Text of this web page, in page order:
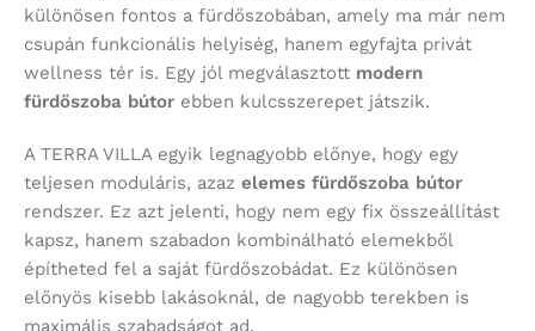
különösen fontos a fürdőszobában, amely ma már nem
csupán funkcionális helyiség, hanem egyfajta privát
wellness tér is. Egy jól megválasztott modern
fürdőszoba bútor ebben kulcsszerepet játszik.
A TERRA VILLA egyik legnagyobb előnye, hogy egy
teljesen moduláris, azaz elemes fürdőszoba bútor
rendszer. Ez azt jelenti, hogy nem egy fix összeállítást
kapsz, hanem szabadon kombinálható elemekből
építheted fel a saját fürdőszobádat. Ez különösen
előnyös kisebb lakásoknál, de nagyobb terekben is